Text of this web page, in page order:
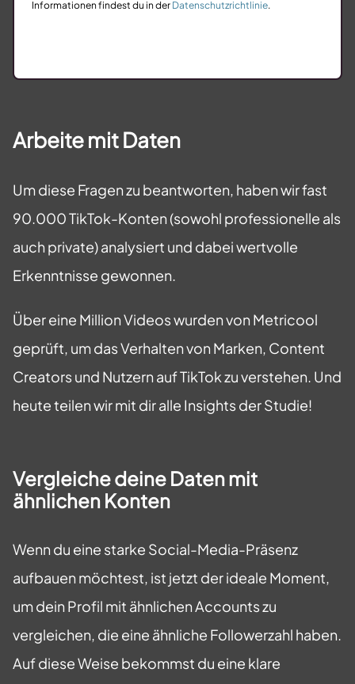
Informationen findest du in der Datenschutzrichtlinie.
Arbeite mit Daten
Um diese Fragen zu beantworten, haben wir fast
90.000 TikTok-Konten (sowohl professionelle als
auch private) analysiert und dabei wertvolle
Erkenntnisse gewonnen.
Über eine Million Videos wurden von Metricool
geprüft, um das Verhalten von Marken, Content
Creators und Nutzern auf TikTok zu verstehen. Und
heute teilen wir mit dir alle Insights der Studie!
Vergleiche deine Daten mit
ähnlichen Konten
Wenn du eine starke Social-Media-Präsenz
aufbauen möchtest, ist jetzt der ideale Moment,
um dein Profil mit ähnlichen Accounts zu
vergleichen, die eine ähnliche Followerzahl haben.
Auf diese Weise bekommst du eine klare